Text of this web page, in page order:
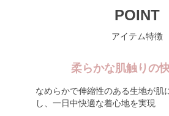
POINT
アイテム特徴
柔らかな肌触りの
なめらかで伸縮性のある生地が肌
し、一日中快適な着心地を実現